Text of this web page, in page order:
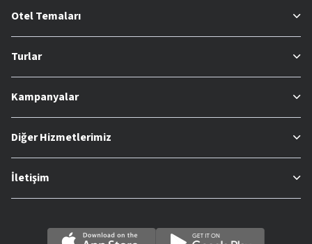
Otel Temaları
Turlar
Kampanyalar
Diğer Hizmetlerimiz
İletişim